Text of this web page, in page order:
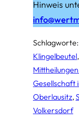
Hinweis
Schlagworte:
Klingelbeutel,
Gesellschaft
Oberlausitz,
Volkersdorf